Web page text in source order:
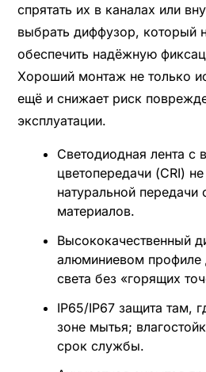
спрятать их в каналах или
выбрать диффузор, который
обеспечить надёжную
Хороший монтаж не только
ещё и снижает риск
эксплуатации.
Светодиодная лента с
цветопередачи (CRI)
натуральной передачи
материалов.
Высококачественный
алюминиевом профиле
света без «горящих
IP65/IP67 защита там,
зоне мытья;
срок службы.